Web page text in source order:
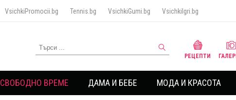
VsichkiPromocii.bg Tennis.bg VsichkiGumi.bg VsichkiIgri.bg
РЕЦЕПТИ
СВОБОДНО ВРЕМЕ ДАМА И БЕБЕ МОДА И КРАСОТА